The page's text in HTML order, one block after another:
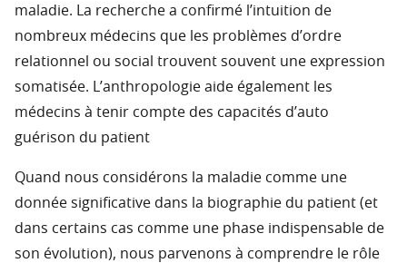
maladie. La recherche a confirmé l’intuition de
nombreux médecins que les problèmes d’ordre
relationnel ou social trouvent souvent une expression
somatisée. L’anthropologie aide également les
médecins à tenir compte des capacités d’auto
guérison du patient
Quand nous considérons la maladie comme une
donnée significative dans la biographie du patient (et
dans certains cas comme une phase indispensable de
son évolution), nous parvenons à comprendre le rôle